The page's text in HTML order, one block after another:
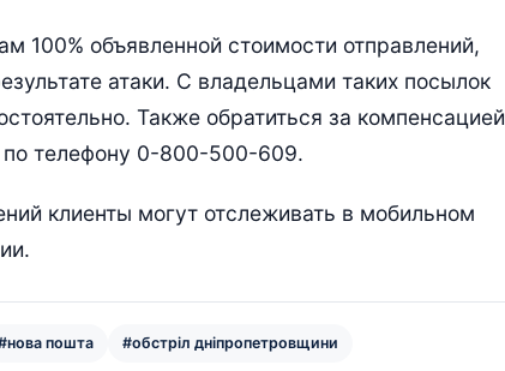
100% объявленной стоимости отправлений,
атаки. С владельцами таких посылок
Также обратиться за компенсацией
по телефону 0-800-500-609.
клиенты могут отслеживать в мобильном
пошта #обстріл дніпропетровщини